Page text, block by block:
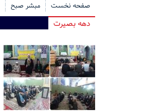
صفحه نخست مبشر صبح
دهه بصیرت